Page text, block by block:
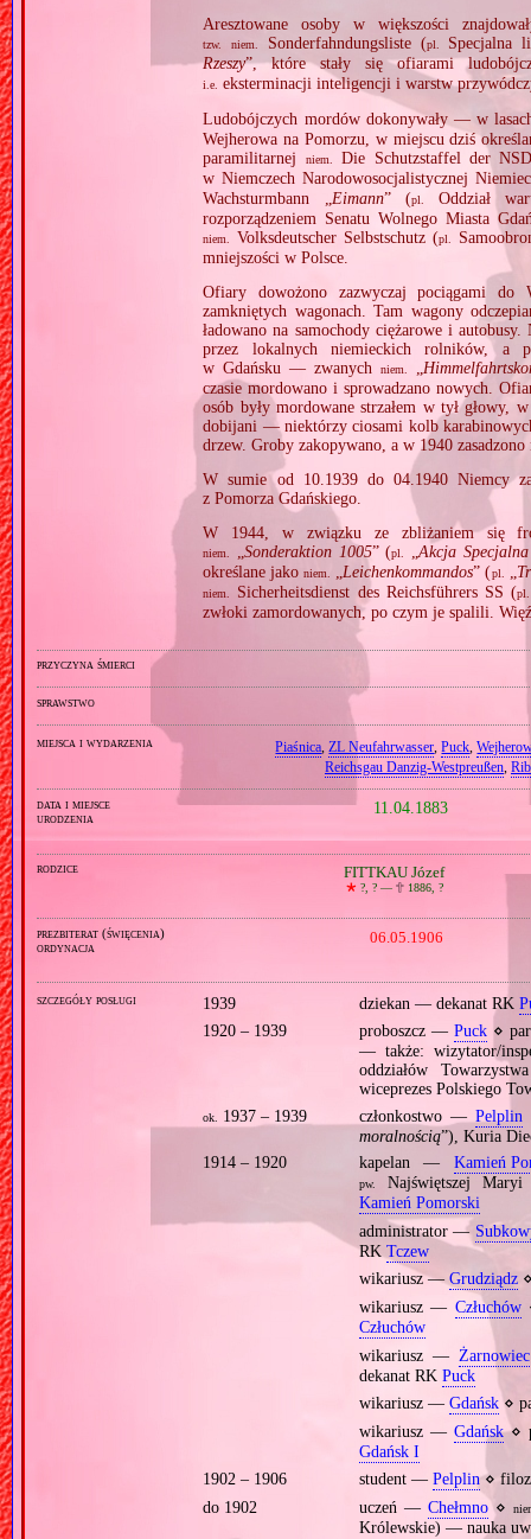
Aresztowane osoby w większości
tzw. niem. Sonderfahndungsliste (pl.
Specjalna
Rzeszy”, które stały się ofiarami
i.e. eksterminacji inteligencji i warstw
Ludobójczych mordów dokonywały — w
Wejherowa na Pomorzu, w miejscu dziś
paramilitarnej
niem.
Die Schutzstaffel der
w Niemczech Narodowosocjalistycznej
Wachsturmbann „ Eimann” (pl.
Oddział
rozporządzeniem Senatu Wolnego Miasta
niem. Volksdeutscher Selbstschutz (pl.
mniejszości w Polsce.
Ofiary dowożono zazwyczaj pociągami do
zamkniętych wagonach. Tam wagony
ładowano na samochody ciężarowe i
przez lokalnych niemieckich rolników, a
w Gdańsku — zwanych
niem.
czasie mordowano i sprowadzano nowych.
osób były mordowane strzałem w tył
dobijani — niektórzy ciosami kolb
drzew. Groby zakopywano, a w 1940
W sumie od 10.1939 do 04.1940 Niemcy
z Pomorza Gdańskiego.
W 1944, w związku ze zbliżaniem się
niem. „Sonderaktion 1005” (pl. „Akcja
określane jakoniem. „Leichenkommandos” (pl. „
niem. Sicherheitsdienst des Reichsführers SS (pl.
zwłoki zamordowanych, po czym je spalili.
przyczyna śmierci
sprawstwo
miejsca i wydarzenia Piaśnica ZL Neufahrwasser ,Puck ,
Reichsgau Danzig‐Westpreußen,
data i miejsce
urodzenia
11.04.1883
rodzice FITTKAU Józef
🞲 ?, ? — 🕆1886, ?
prezbiterat (święcenia)
ordynacja
06.05.1906
szczegóły posługi 1939 dziekan — dekanat RK
1920 – 1939
proboszcz — Puck⋄
— także: wizytator/
oddziałów
wiceprezes Polskiego
ok. 1937 – 1939 członkostwo — Pelplin
moralnością”), Kuria
1914 – 1920
kapelan — Kamień
pw.
Najświętszej
Kamień Pomorski
administrator —
RK Tczew
wikariusz — Grudziądz⋄
wikariusz — Człuchów
Człuchów
wikariusz — Żarnowiec
dekanat RK Puck
wikariusz — Gdańsk⋄
wikariusz —Gdańsk⋄
Gdańsk I
1902 – 1906
student — Pelplin⋄
do 1902
uczeń — Chełmno⋄
Królewskie) — nauka